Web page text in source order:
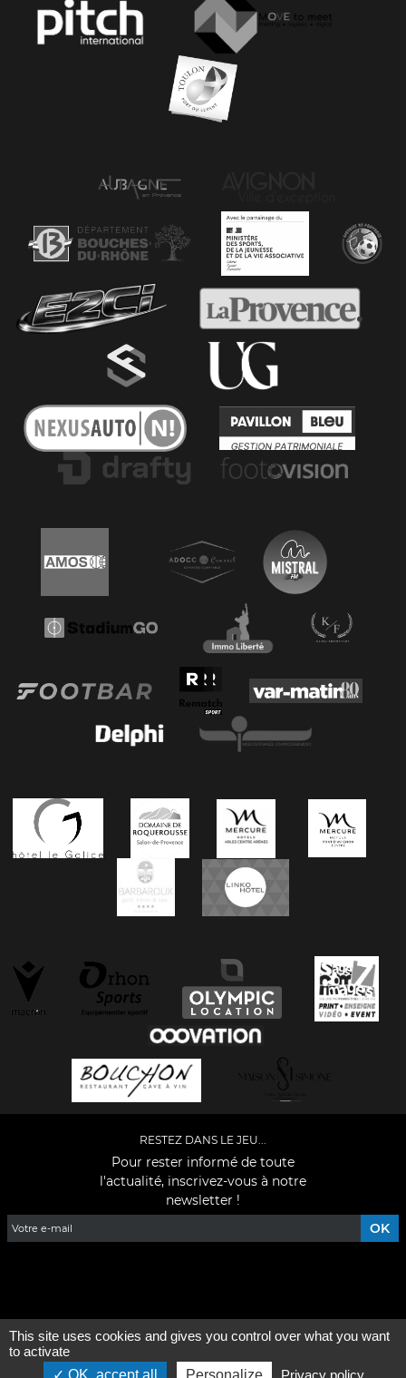
RESTEZ DANS LE JEU...
Pour rester informé de toute
l'actualité, inscrivez-vous à notre
newsletter !
This site uses cookies and gives you control over what you want
to activate
OK, accept all
Personalize Privacy policy